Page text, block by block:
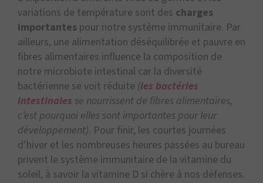
variations de température sont des charges
importantes pour notre système immunitaire. Par
ailleurs, une alimentation déséquilibrée et pauvre en
fibres alimentaires influence la composition de
notre microbiote intestinal car la diversité
bactérienne se voit réduite (les bactéries
intestinales se nourrissent de fibres alimentaires,
c’est pourquoi elles sont importantes pour leur
développement). Pour finir, les courtes journées
d’hiver et les nombreuses heures passées au bureau
privent le système immunitaire de la vitamine du
soleil, à savoir la vitamine D si chère à nos défenses.